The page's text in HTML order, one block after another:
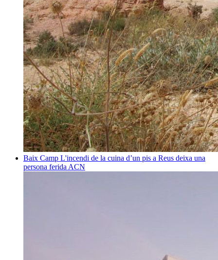
Baix Camp L'incendi de la cuina d’un pis a Reus deixa una
persona ferida ACN